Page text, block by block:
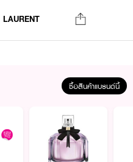
ซื้อสินค้าแบรนด์นี้